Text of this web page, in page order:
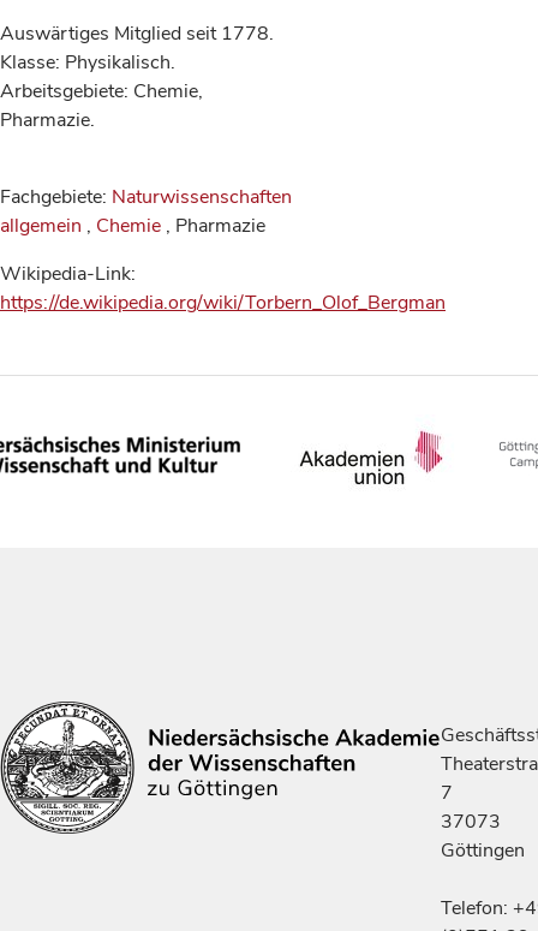
Auswärtiges Mitglied seit 1778.
Klasse: Physikalisch.
Arbeitsgebiete: Chemie,
Pharmazie.
Fachgebiete: Naturwissenschaften
allgemein , Chemie , Pharmazie
Wikipedia-Link:
https://de.wikipedia.org/wiki/Torbern_Olof_Bergman
7
37073
Göttingen
Telefon: